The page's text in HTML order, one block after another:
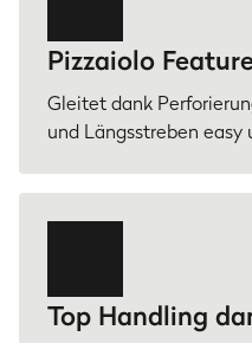
Pizzaiolo
Gleitet dank
und Längsstreben easy
Top Handling